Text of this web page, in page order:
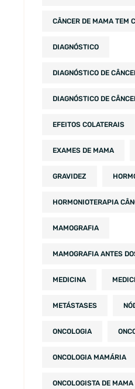
CÂNCER DE MAMA TEM
DIAGNÓSTICO
DIAGNÓSTICO DE
DIAGNÓSTICO DE
EFEITOS COLATERAIS
EXAMES DE MAMA
GRAVIDEZ
HORMONIOTERAPIA
MAMOGRAFIA
MAMOGRAFIA ANTES
MEDICINA
METÁSTASES
ONCOLOGIA
ONCOLOGIA MAMÁRIA
ONCOLOGISTA DE MAMA